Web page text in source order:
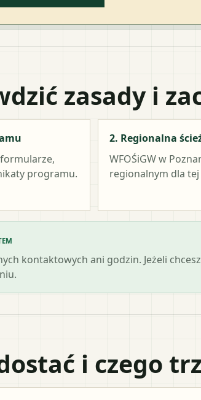
zasady i
programu.
2. Regionalna
WFOŚiGW w
regionalnym dla tej
kontaktowych ani godzin. Jeżeli
i czego